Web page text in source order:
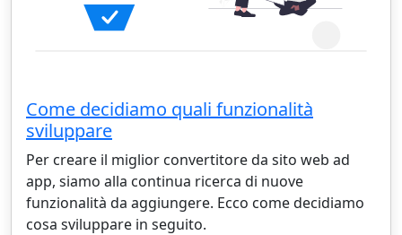
Come decidiamo quali funzionalità
sviluppare
Per creare il miglior convertitore da sito web ad
app, siamo alla continua ricerca di nuove
funzionalità da aggiungere. Ecco come decidiamo
cosa sviluppare in seguito.